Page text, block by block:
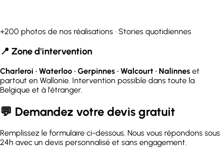
+200 photos de nos réalisations · Stories quotidiennes
📍 Zone d'intervention
Charleroi · Waterloo · Gerpinnes · Walcourt · Nalinnes et
partout en Wallonie. Intervention possible dans toute la
Belgique et à l'étranger.
💬 Demandez votre devis gratuit
Remplissez le formulaire ci-dessous. Nous vous répondons sous
24h avec un devis personnalisé et sans engagement.